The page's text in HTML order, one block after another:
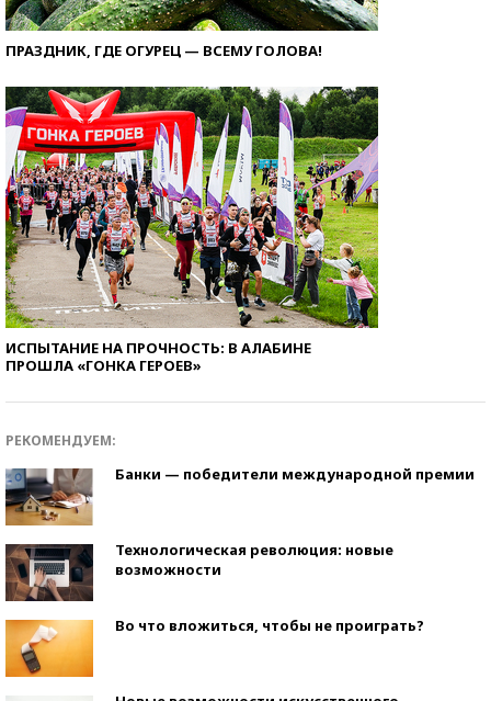
ПРАЗДНИК, ГДЕ ОГУРЕЦ — ВСЕМУ ГОЛОВА!
ИСПЫТАНИЕ НА ПРОЧНОСТЬ: В АЛАБИНЕ
ПРОШЛА «ГОНКА ГЕРОЕВ»
РЕКОМЕНДУЕМ:
Банки — победители международной премии
Технологическая революция: новые
возможности
Во что вложиться, чтобы не проиграть?